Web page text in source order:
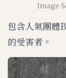
Image
包含人氣團體
的受害者。